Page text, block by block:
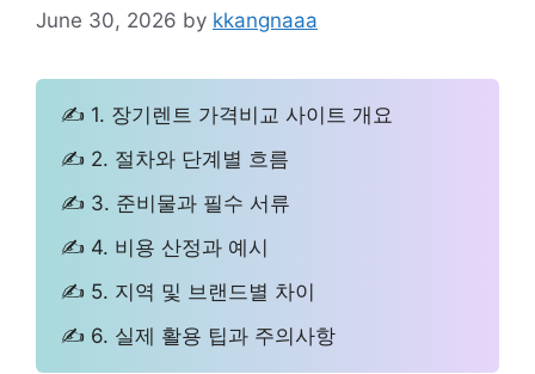
June 30, 2026 by kkangnaaa
✍ 1. 장기렌트 가격비교 사이트 개요
✍ 2. 절차와 단계별 흐름
✍ 3. 준비물과 필수 서류
✍ 4. 비용 산정과 예시
✍ 5. 지역 및 브랜드별 차이
✍ 6. 실제 활용 팁과 주의사항